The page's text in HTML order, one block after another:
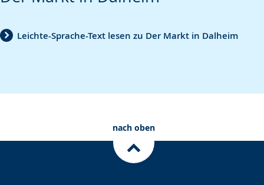
Leichte-Sprache-Text lesen zu Der Markt in Dalheim
wechseln.
Deutscher
nach oben